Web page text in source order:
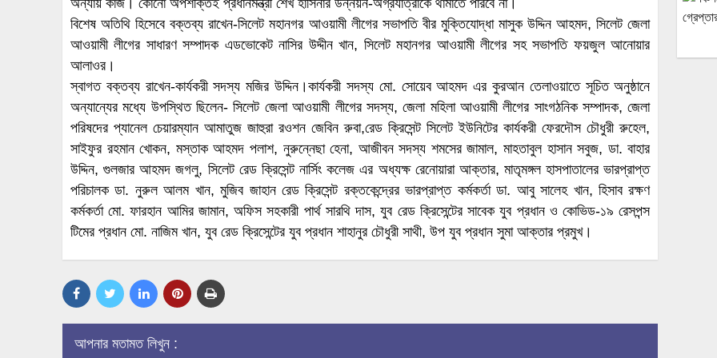
অন্যায় কাজ। কোনো অপশক্তিই প্রধানমন্ত্রী শেখ হাসিনার উন্নয়ন-অগ্রযাত্রাকে থামাতে পারবে না।
বিশেষ অতিথি হিসেবে বক্তব্য রাখেন-সিলেট মহানগর আওয়ামী লীগের সভাপতি বীর মুক্তিযোদ্ধা মাসুক উদ্দিন আহমদ, সিলেট জেলা
আওয়ামী লীগের সাধারণ সম্পাদক এডভোকেট নাসির উদ্দীন খান, সিলেট মহানগর আওয়ামী লীগের সহ সভাপতি ফয়জুল আনোয়ার
আলাওর।
স্বাগত বক্তব্য রাখেন-কার্যকরী সদস্য মজির উদ্দিন।কার্যকরী সদস্য মো. সোয়েব আহমদ এর কুরআন তেলাওয়াতে সূচিত অনুষ্ঠানে
অন্যান্যের মধ্যে উপস্থিত ছিলেন- সিলেট জেলা আওয়ামী লীগের সদস্য, জেলা মহিলা আওয়ামী লীগের সাংগঠনিক সম্পাদক, জেলা
পরিষদের প্যানেল চেয়ারম্যান আমাতুজ জাহুরা রওশন জেবিন রুবা,রেড ক্রিসেন্ট সিলেট ইউনিটের কার্যকরী ফেরদৌস চৌধুরী রুহেল,
সাইফুর রহমান খোকন, মস্তাক আহমদ পলাশ, নুরুন্নেছা হেনা, আজীবন সদস্য শমসের জামাল, মাহতাবুল হাসান সবুজ, ডা. বাহার
উদ্দিন, গুলজার আহমদ জগলু, সিলেট রেড ক্রিসেন্ট নার্সিং কলেজ এর অধ্যক্ষ রেনোয়ারা আক্তার, মাতৃমঙ্গল হাসপাতালের ভারপ্রাপ্ত
পরিচালক ডা. নুরুল আলম খান, মুজিব জাহান রেড ক্রিসেন্ট রক্তকেন্দ্রের ভারপ্রাপ্ত কর্মকর্তা ডা. আবু সালেহ খান, হিসাব রক্ষণ
কর্মকর্তা মো. ফারহান আমির জামান, অফিস সহকারী পার্থ সারথি দাস, যুব রেড ক্রিসেন্টের সাবেক যুব প্রধান ও কোভিড-১৯ রেসপন্স
টিমের প্রধান মো. নাজিম খান, যুব রেড ক্রিসেন্টের যুব প্রধান শাহানুর চৌধুরী সাথী, উপ যুব প্রধান সুমা আক্তার প্রমুখ।
আপনার মতামত লিখুন :